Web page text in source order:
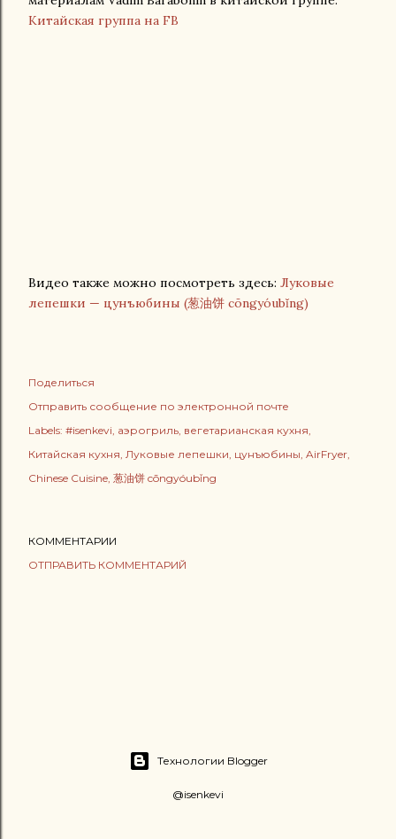
Китайская группа на FB
Видео также можно посмотреть здесь: Луковые
лепешки — цунъюбины (葱油饼 cōngyóubǐng)
Поделиться
Отправить сообщение по электронной почте
Labels: #isenkevi аэрогриль вегетарианская кухня
Китайская кухня Луковые лепешки цунъюбины AirFryer
Chinese Cuisine 葱油饼 cōngyóubǐng
КОММЕНТАРИИ
ОТПРАВИТЬ КОММЕНТАРИЙ
Технологии Blogger
@isenkevi